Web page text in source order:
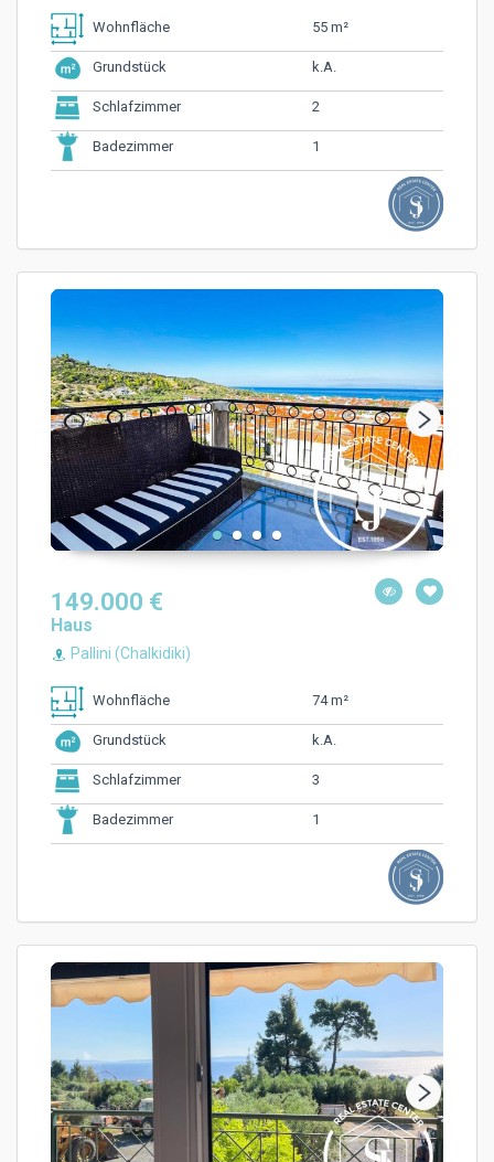
Wohnfläche 55 m²
Grundstück k.A.
Schlafzimmer 2
Badezimmer 1
149.000 €
Haus
Pallini (Chalkidiki)
Wohnfläche 74 m²
Grundstück k.A.
Schlafzimmer 3
Badezimmer 1